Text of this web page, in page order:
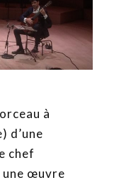
à
d’une
chef
une œuvre